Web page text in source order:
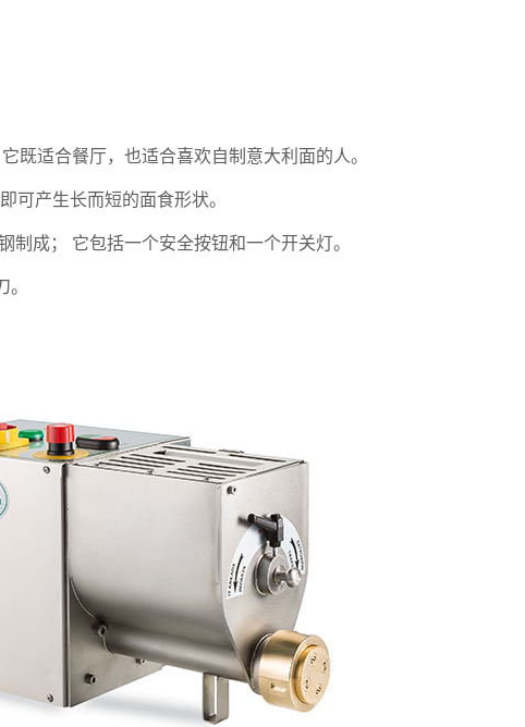
既适合餐厅，也适合喜欢自制意大利面的人。
可产生长而短的面食形状。
制成； 它包括一个安全按钮和一个开关灯。